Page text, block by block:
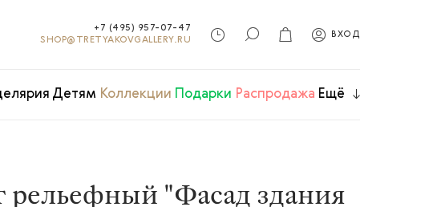
+7 (495) 957-07-47
SHOP@TRETYAKOVGALLERY.RU
ВХОД
Детям Коллекции Подарки Распродажа Ещё
"Фасад здания